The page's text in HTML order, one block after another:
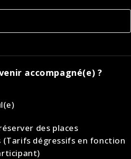
accompagné(e) ?
des places
(Tarifs dégressifs en fonction